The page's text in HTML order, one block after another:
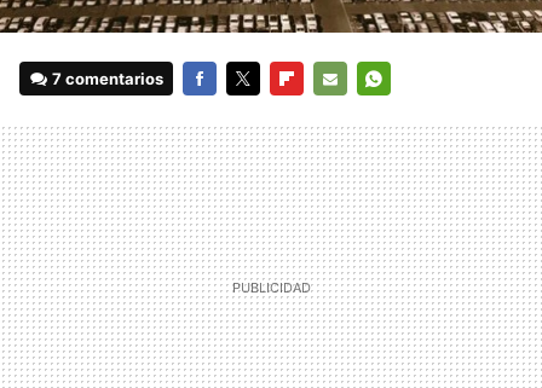
7 comentarios
MAIL